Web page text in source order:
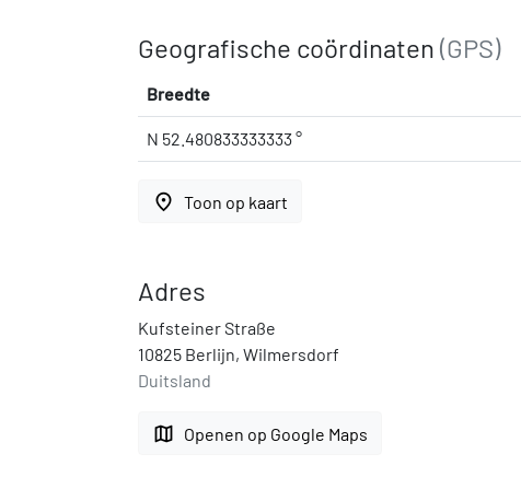
Geografische coördinaten (GPS)
Breedte
N 52.480833333333 °
place Toon op kaart
Adres
Kufsteiner Straße
10825 Berlijn, Wilmersdorf
Duitsland
map Openen op Google Maps